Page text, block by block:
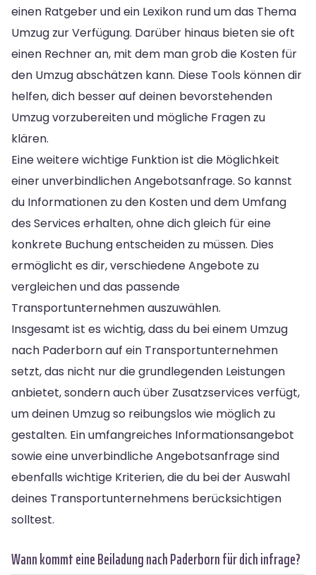
einen Ratgeber und ein Lexikon rund um das Thema
Umzug zur Verfügung. Darüber hinaus bieten sie oft
einen Rechner an, mit dem man grob die Kosten für
den Umzug abschätzen kann. Diese Tools können dir
helfen, dich besser auf deinen bevorstehenden
Umzug vorzubereiten und mögliche Fragen zu
klären.
Eine weitere wichtige Funktion ist die Möglichkeit
einer unverbindlichen Angebotsanfrage. So kannst
du Informationen zu den Kosten und dem Umfang
des Services erhalten, ohne dich gleich für eine
konkrete Buchung entscheiden zu müssen. Dies
ermöglicht es dir, verschiedene Angebote zu
vergleichen und das passende
Transportunternehmen auszuwählen.
Insgesamt ist es wichtig, dass du bei einem Umzug
nach Paderborn auf ein Transportunternehmen
setzt, das nicht nur die grundlegenden Leistungen
anbietet, sondern auch über Zusatzservices verfügt,
um deinen Umzug so reibungslos wie möglich zu
gestalten. Ein umfangreiches Informationsangebot
sowie eine unverbindliche Angebotsanfrage sind
ebenfalls wichtige Kriterien, die du bei der Auswahl
deines Transportunternehmens berücksichtigen
solltest.
Wann kommt eine Beiladung nach Paderborn für dich infrage?